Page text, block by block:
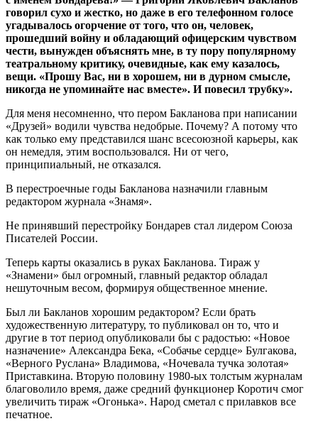
говорил сухо и жестко, но даже в его телефонном голосе
угадывалось огорчение от того, что он, человек,
прошедший войну и обладающий офицерским чувством
чести, вынужден объяснять мне, в ту пору популярному
театральному критику, очевидные, как ему казалось,
вещи. «Прошу Вас, ни в хорошем, ни в дурном смысле,
никогда не упоминайте нас вместе». И повесил трубку».
Для меня несомненно, что пером Бакланова при написании
«Друзей» водили чувства недобрые. Почему? А потому что
как только ему представился шанс всесоюзной карьеры, как
он немедля, этим воспользовался. Ни от чего,
принципиальный, не отказался.
В перестроечные годы Бакланова назначили главным
редактором журнала «Знамя».
Не принявший перестройку Бондарев стал лидером Союза
Писателей России.
Теперь карты оказались в руках Бакланова. Тираж у
«Знамени» был огромный, главный редактор обладал
нешуточным весом, формируя общественное мнение.
Был ли Бакланов хорошим редактором? Если брать
художественную литературу, то публиковал он то, что и
другие в тот период опубликовали бы с радостью: «Новое
назначение» Александра Бека, «Собачье сердце» Булгакова,
«Верного Руслана» Владимова, «Ночевала тучка золотая»
Приставкина. Вторую половину 1980-ых толстым журналам
благоволило время, даже средний функционер Коротич смог
увеличить тираж «Огонька». Народ сметал с прилавков все
печатное.